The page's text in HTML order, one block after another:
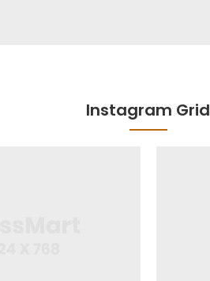
Instagram Grid